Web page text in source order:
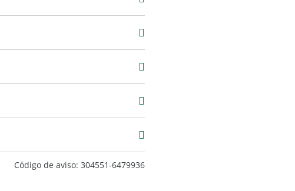
Código de aviso: 304551-6479936